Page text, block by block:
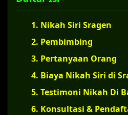
1. Nikah Siri Sragen
2. Pembimbing
3. Pertanyaan Orang
4. Biaya Nikah Siri di
5. Testimoni Nikah Di
6. Konsultasi &